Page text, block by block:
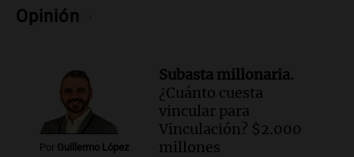
Episodios
Audio.Mateo, a los 25 años, lucha
contra el tiempo: necesita un trasplante
para poder seguir viviend
Opinión
Por Guillermo López
Subasta millonaria.
¿Cuánto cuesta
vincular para
Vinculación? $2.000
millones